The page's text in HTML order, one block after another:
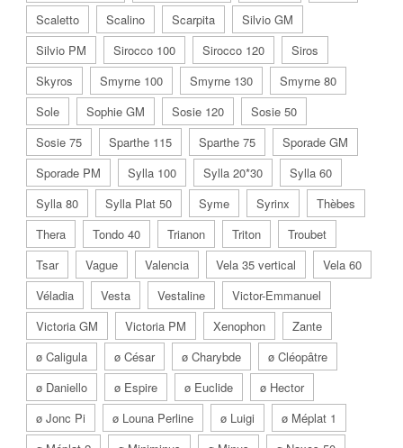
Scaletto
Scalino Scarpita
Silvio GM
Silvio PM
Sirocco 100 Sirocco 120
Siros
Skyros
Smyrne 100 Smyrne 130
Smyrne 80
Sole
Sophie GM Sosie 120
Sosie 50
Sosie 75
Sparthe 115 Sparthe 75
Sporade GM
Sporade PM
Sylla 100 Sylla 20*30
Sylla 60
Sylla 80
Sylla Plat 50 Syme Syrinx
Thèbes
Thera
Tondo 40 Trianon Triton
Troubet
Tsar
Vague Valencia Vela 35 vertical
Vela 60
Véladia
Vesta Vestaline
Victor-Emmanuel
Victoria GM
Victoria PM Xenophon
Zante
ø Caligula
ø César ø Charybde
ø Cléopâtre
ø Daniello
ø Espire ø Euclide
ø Hector
ø Jonc Pi
ø Louna Perline ø Luigi
ø Méplat 1